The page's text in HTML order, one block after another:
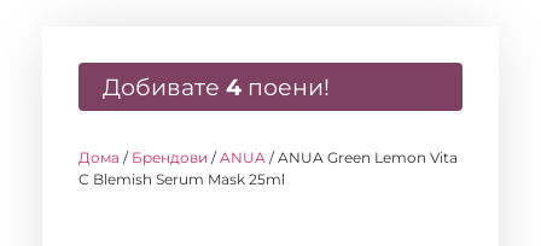
Добивате 4 поени!
Дома / Брендови /ANUA / ANUA Green Lemon Vita
C Blemish Serum Mask 25ml